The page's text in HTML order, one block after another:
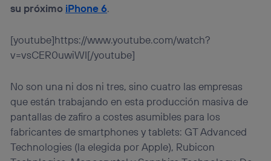
su próximo iPhone 6.
[youtube]https://www.youtube.com/watch?
v=vsCER0uwiWI[/youtube]
No son una ni dos ni tres, sino cuatro las empresas
que están trabajando en esta producción masiva de
pantallas de zafiro a costes asumibles para los
fabricantes de smartphones y tablets: GT Advanced
Technologies (la elegida por Apple), Rubicon